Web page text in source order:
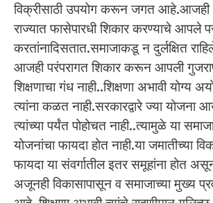
विक्रीसाठी उपयोग करून जगत आहे.आजही
राज्यात फासेपारधी शिकार करण्याचे आपले
करतांनादिसतात.समाजाकडू न दुर्लक्षित
आजही परंपरागत शिकार करून आपली
शिक्षणाचा गंध नाही..शिक्षणा अभावी योग्य
त्यांना कळत नाही.सरकारद्वारे ज्या योजना
त्यांच्या पर्यंत पोहोचत नाही..त्यामुळे या
योजनांचा फायदा होत नाही.या जमातीच्या
फायदा या संवर्गातील इतर समूहांना होत
अजूनही विकासापासून व समाजाच्या मुख्य